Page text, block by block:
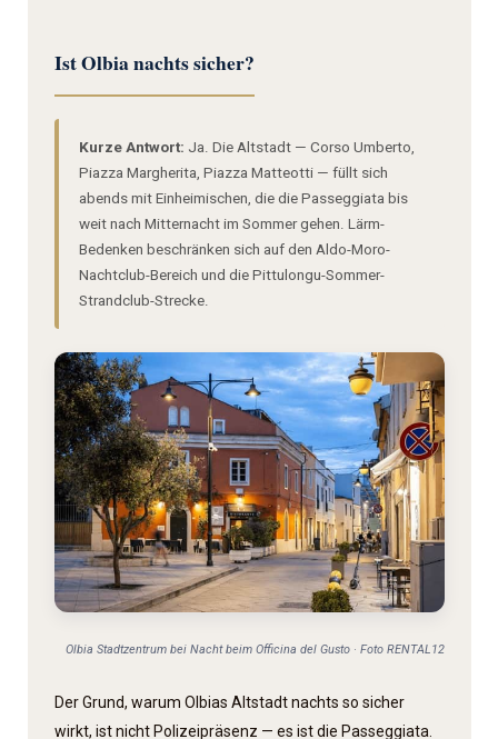
Ist Olbia nachts sicher?
Kurze Antwort: Ja. Die Altstadt — Corso Umberto,
Piazza Margherita, Piazza Matteotti — füllt sich
abends mit Einheimischen, die die Passeggiata bis
weit nach Mitternacht im Sommer gehen. Lärm-
Bedenken beschränken sich auf den Aldo-Moro-
Nachtclub-Bereich und die Pittulongu-Sommer-
Strandclub-Strecke.
Olbia Stadtzentrum bei Nacht beim Officina del Gusto · Foto RENTAL12
Der Grund, warum Olbias Altstadt nachts so sicher
wirkt, ist nicht Polizeipräsenz — es ist die Passeggiata.